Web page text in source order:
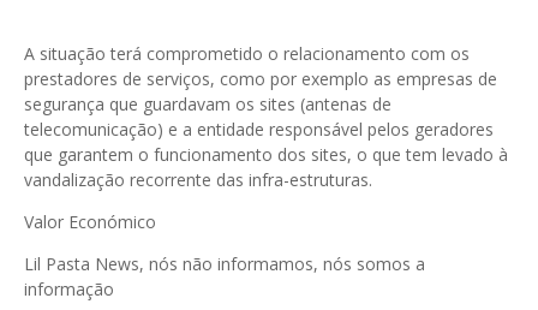
A situação terá comprometido o relacionamento com os
prestadores de serviços, como por exemplo as empresas de
segurança que guardavam os sites (antenas de
telecomunicação) e a entidade responsável pelos geradores
que garantem o funcionamento dos sites, o que tem levado à
vandalização recorrente das infra-estruturas.
Valor Económico
Lil Pasta News, nós não informamos, nós somos a
informação